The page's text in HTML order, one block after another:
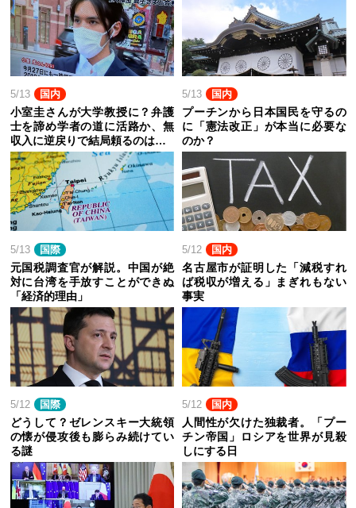
5/13 国内
小室圭さんが大学教授に？弁護
士を諦め学者の道に活路か、無
収入に逆戻りで結局頼るのは…
5/13 国内
プーチンから日本国民を守るの
に「憲法改正」が本当に必要な
のか？
5/13 国際
元国税調査官が解説。中国が絶
対に台湾を手放すことができぬ
「経済的理由」
5/12 国内
名古屋市が証明した「減税すれ
ば税収が増える」まぎれもない
事実
5/12 国際
どうして？ゼレンスキー大統領
の懐が侵攻後も膨らみ続けてい
る謎
5/12 国内
人間性が欠けた独裁者。「プー
チン帝国」ロシアを世界が見殺
しにする日